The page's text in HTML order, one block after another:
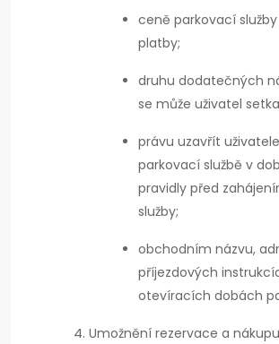
ceně parkovací
platby;
druhu dodatečných
se může uživatel
právu uzavřít
parkovací službě v
pravidly před
služby;
obchodním názvu,
příjezdových
otevíracích dobách
Umožnění rezervace a